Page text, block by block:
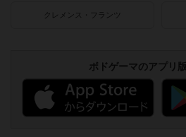
クレメンス・フランツ
ボドゲーマのアプリ